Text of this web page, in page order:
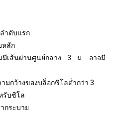
ำดับแรก
หลัก
มีเส้นผ่านศูนย์กลาง 3 ม. อาจมี
มกว้างของบล็อกซิโลต่ำกว่า 3
รับซิโล
กระบาย